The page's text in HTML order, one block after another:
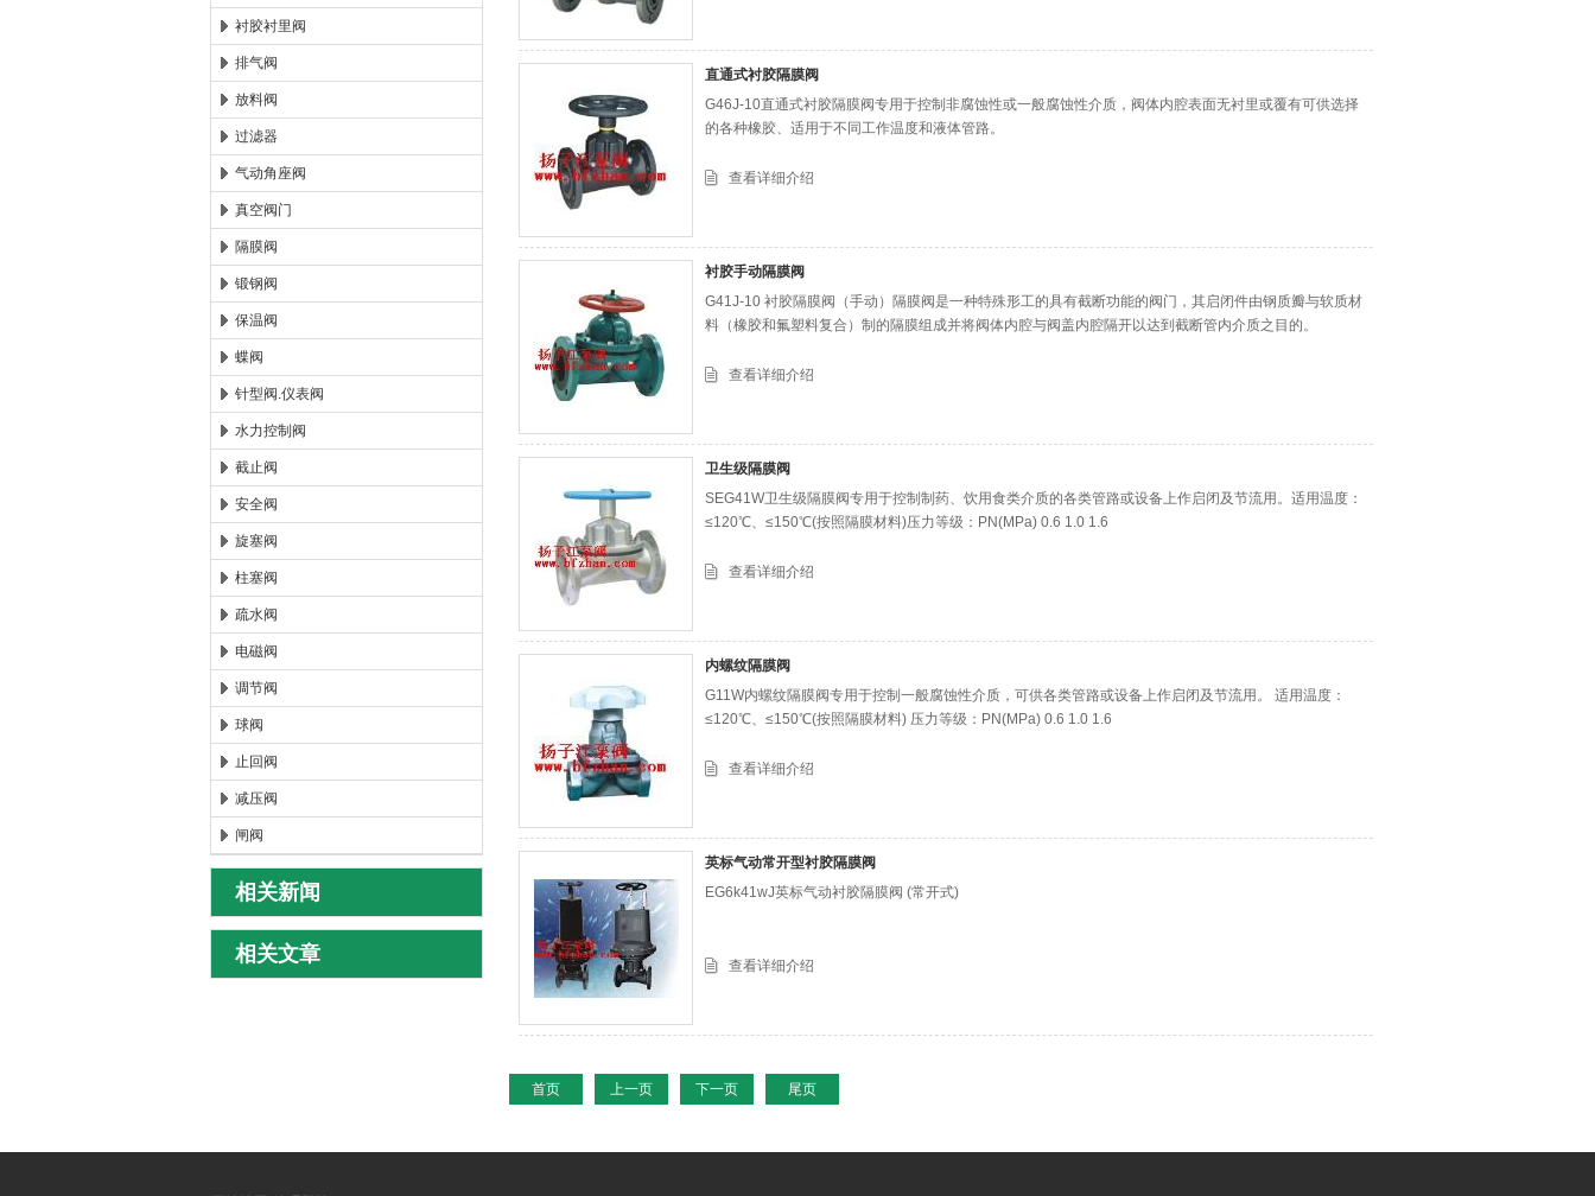
衬胶衬里阀
排气阀
放料阀
过滤器
气动角座阀
真空阀门
隔膜阀
锻钢阀
保温阀
蝶阀
针型阀.仪表阀
水力控制阀
截止阀
安全阀
旋塞阀
柱塞阀
疏水阀
电磁阀
调节阀
球阀
止回阀
减压阀
闸阀
相关新闻
相关文章
直通式衬胶隔膜阀
G46J-10直通式衬胶隔膜阀专用于控制非腐蚀性或一般腐蚀性介质，阀体内腔表面无衬里或覆有可供选择
的各种橡胶、适用于不同工作温度和液体管路。
查看详细介绍
衬胶手动隔膜阀
G41J-10 衬胶隔膜阀（手动）隔膜阀是一种特殊形工的具有截断功能的阀门，其启闭件由钢质瓣与软质材
料（橡胶和氟塑料复合）制的隔膜组成并将阀体内腔与阀盖内腔隔开以达到截断管内介质之目的。
查看详细介绍
卫生级隔膜阀
SEG41W卫生级隔膜阀专用于控制制药、饮用食类介质的各类管路或设备上作启闭及节流用。适用温度：
≤120℃、≤150℃(按照隔膜材料)压力等级：PN(MPa) 0.6 1.0 1.6
查看详细介绍
内螺纹隔膜阀
G11W内螺纹隔膜阀专用于控制一般腐蚀性介质，可供各类管路或设备上作启闭及节流用。 适用温度：
≤120℃、≤150℃(按照隔膜材料) 压力等级：PN(MPa) 0.6 1.0 1.6
查看详细介绍
英标气动常开型衬胶隔膜阀
EG6k41wJ英标气动衬胶隔膜阀 (常开式)
查看详细介绍
首页 上一页 下一页 尾页